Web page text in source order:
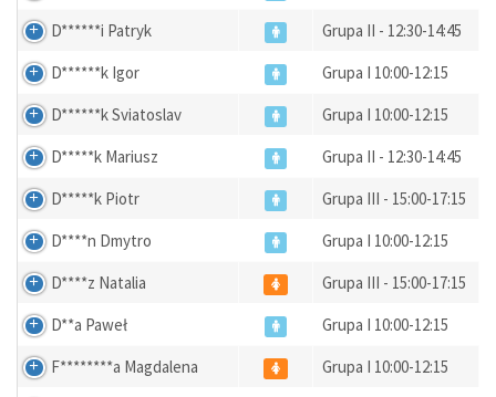
D******i Patryk
Grupa II - 12:30-14:45
D******k Igor
Grupa I 10:00-12:15
D******k Sviatoslav
Grupa I 10:00-12:15
D*****k Mariusz
Grupa II - 12:30-14:45
D*****k Piotr
Grupa III - 15:00-17:15
D****n Dmytro
Grupa I 10:00-12:15
D****z Natalia
Grupa III - 15:00-17:15
D**a Paweł
Grupa I 10:00-12:15
F********a Magdalena
Grupa I 10:00-12:15